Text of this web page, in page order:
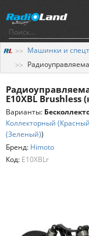
Машинки и
Радиоуправляемая
E10XBL Brushless
Варианты:
Коллекторный
(Зеленый))
Бренд: Himoto
Код: E10XBLr